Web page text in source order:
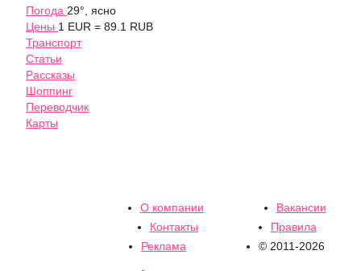
Погода 29°, ясно
Цены 1 EUR = 89.1 RUB
Транспорт
Статьи
Рассказы
Шоппинг
Переводчик
Карты
О компании
Вакансии
Контакты
Правила
Реклама
© 2011-2026